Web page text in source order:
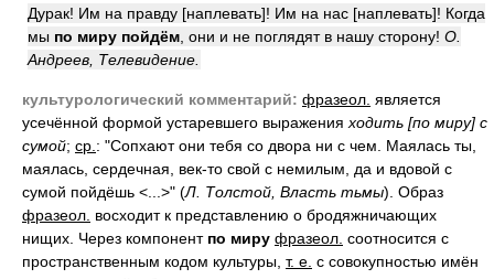
Дурак! Им на правду [наплевать]! Им на нас [наплевать]! Когда
мы по миру пойдём , они и не поглядят в нашу сторону! О.
Андреев, Телевидение.
культурологический комментарий: фразеол. является
усечённой формой устаревшего выражения ходить [по миру] с
сумой; ср. : "Сопхают они тебя со двора ни с чем. Маялась ты,
маялась, сердечная, век-то свой с немилым, да и вдовой с
сумой пойдёшь <...>" (Л. Толстой, Власть тьмы). Образ
фразеол. восходит к представлению о бродяжничающих
нищих. Через компонент по миру фразеол. соотносится с
пространственным кодом культуры, т. е. с совокупностью имён